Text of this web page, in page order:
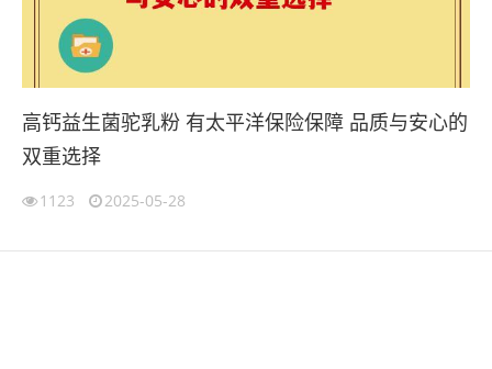
高钙益生菌驼乳粉 有太平洋保险保障 品质与安心的
双重选择
1123 2025-05-28